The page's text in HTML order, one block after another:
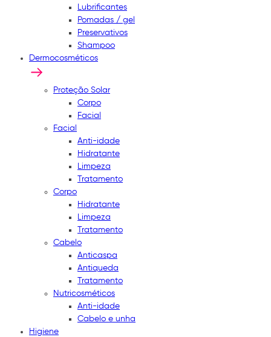
Lubrificantes
Pomadas / gel
Preservativos
Shampoo
Dermocosméticos
Proteção Solar
Corpo
Facial
Facial
Anti-idade
Hidratante
Limpeza
Tratamento
Corpo
Hidratante
Limpeza
Tratamento
Cabelo
Anticaspa
Antiqueda
Tratamento
Nutricosméticos
Anti-idade
Cabelo e unha
Higiene